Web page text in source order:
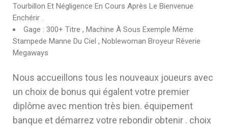
Tourbillon Et Négligence En Cours Après Le Bienvenue
Enchérir .
Gage : 300+ Titre , Machine À Sous Exemple Même
Stampede Manne Du Ciel , Noblewoman Broyeur Rêverie
Megaways
Nous accueillons tous les nouveaux joueurs avec
un choix de bonus qui égalent votre premier
diplôme avec mention très bien. équipement
banque et démarrez votre rebondir obtenir . choix